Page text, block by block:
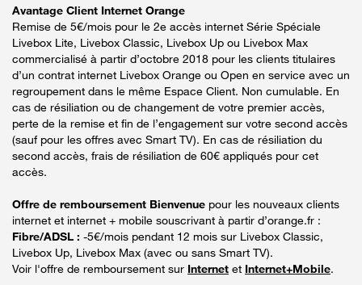
Avantage Client Internet Orange
Remise de 5€/mois pour le 2e accès internet Série Spéciale
Livebox Lite, Livebox Classic, Livebox Up ou Livebox Max
commercialisé à partir d’octobre 2018 pour les clients titulaires
d’un contrat internet Livebox Orange ou Open en service avec un
regroupement dans le même Espace Client. Non cumulable. En
cas de résiliation ou de changement de votre premier accès,
perte de la remise et fin de l’engagement sur votre second accès
(sauf pour les offres avec Smart TV). En cas de résiliation du
second accès, frais de résiliation de 60€ appliqués pour cet
accès.
Offre de remboursement Bienvenue pour les nouveaux clients
internet et internet + mobile souscrivant à partir d’orange.fr :
Fibre/ADSL : -5€/mois pendant 12 mois sur Livebox Classic,
Livebox Up, Livebox Max (avec ou sans Smart TV).
Voir l'offre de remboursement sur Internet et Internet+Mobile.